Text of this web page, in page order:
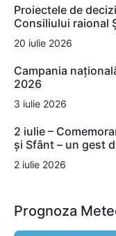
Proiectele de
Consiliului raional
20 iulie 2026
Campania
2026
3 iulie 2026
2 iulie –
și Sfânt – un gest
2 iulie 2026
Prognoza